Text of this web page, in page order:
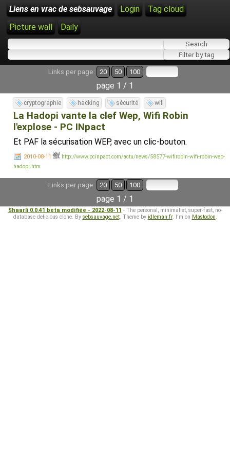
Liens en vrac de sebsauvage Login
Tag cloud
Picture wall
Daily
Links per page: 20 50 100
page 1 / 1
cryptographie hacking sécurité wifi
La Hadopi vante la clef Wep, Wifi Robin
l'explose - PC INpact
Et PAF la sécurisation WEP, avec un clic-bouton.
2010-08-11
http://www.pcinpact.com/actu/news/58577-wifirobin-wifi-robin-wep-
hadopi.htm
Links per page: 20 50 100
page 1 / 1
Shaarli 0.0.41 beta modifiée - 2022-08-11 - The personal, minimalist, super-fast, no-
database delicious clone. By sebsauvage.net. Theme by idleman.fr. I'm on Mastodon.